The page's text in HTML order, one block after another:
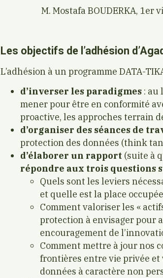
M. Mostafa BOUDERKA, 1er
Les objectifs de l’adhésion
L’adhésion à un programme DATA-
d’inverser les paradigmes: au
mener pour être en conformité
proactive, les approches terrain
d’organiser des séances de
protection des données (think
d’élaborer un rapport (suite à
répondre aux trois questions
Quels sont les leviers
et quelle est la place
Comment valoriser les «
protection à envisager pour
encouragement de
Comment mettre à jour nos
frontières entre vie privée
données à caractère non